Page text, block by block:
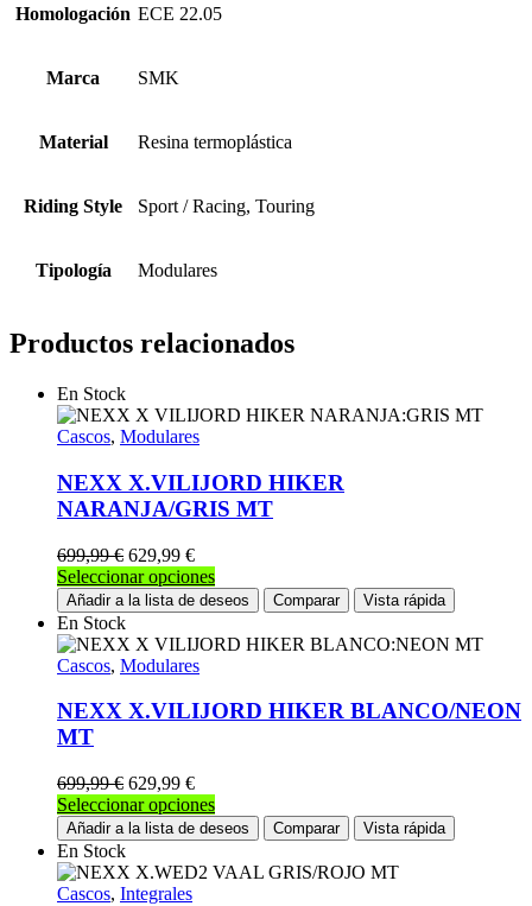
Homologación ECE 22.05
Marca SMK
Material Resina termoplástica
Riding Style Sport / Racing, Touring
Tipología Modulares
Productos relacionados
En Stock
Cascos, Modulares
NEXX X.VILIJORD HIKER
NARANJA/GRIS MT
699,99€ 629,99 €
Seleccionar opcionesEste
producto
tiene
múltiples
opciones
se
la
página
producto
Añadir a la lista de deseos Comparar Vista rápida
En Stock
Cascos, Modulares
NEXX X.VILIJORD HIKER BLANCO/NEON
MT
699,99€ 629,99 €
Seleccionar opcionesEste
producto
tiene
múltiples
Añadir a la lista de deseos Comparar Vista rápida
En Stock
Cascos, Integrales